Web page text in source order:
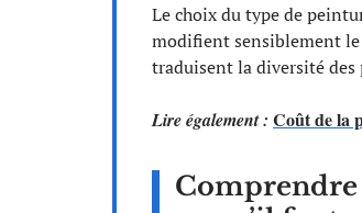
Le choix du type de
modifient sensiblement le
traduisent la diversité des
Lire également : Coût de la
Comprendre